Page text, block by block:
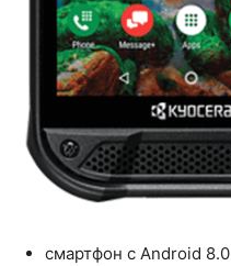
смартфон с Android 8.0